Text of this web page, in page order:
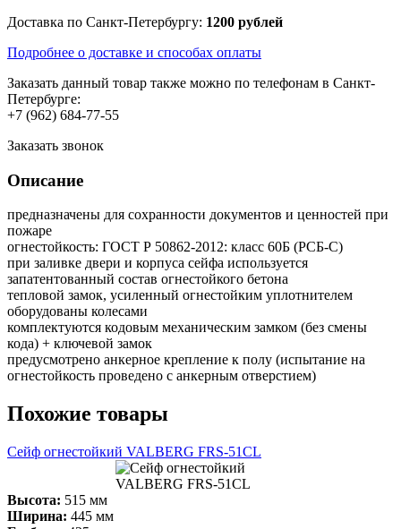
Доставка по Санкт-Петербургу: 1200 рублей
Подробнее о доставке и способах оплаты
Заказать данный товар также можно по телефонам в Санкт-
Петербурге:
+7 (962) 684-77-55
Заказать звонок
Описание
предназначены для сохранности документов и ценностей при
пожаре
огнестойкость: ГОСТ Р 50862-2012: класс 60Б (РСБ-С)
при заливке двери и корпуса сейфа используется
запатентованный состав огнестойкого бетона
тепловой замок, усиленный огнестойким уплотнителем
оборудованы колесами
комплектуются кодовым механическим замком (без смены
кода) + ключевой замок
предусмотрено анкерное крепление к полу (испытание на
огнестойкость проведено с анкерным отверстием)
Похожие товары
Сейф огнестойкий VALBERG FRS-51CL
Высота: 515 мм
Ширина: 445 мм